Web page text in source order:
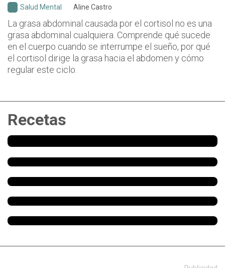
Salud Mental Aline Castro
La grasa abdominal causada por el cortisol no es una
grasa abdominal cualquiera. Comprende qué sucede
en el cuerpo cuando se interrumpe el sueño, por qué
el cortisol dirige la grasa hacia el abdomen y cómo
regular este ciclo.
Recetas